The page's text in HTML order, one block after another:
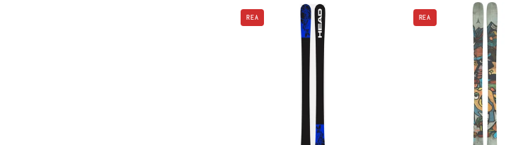
Oblivion
94
25/26
REA
Atomic
Bent
85
25/26_1
REA